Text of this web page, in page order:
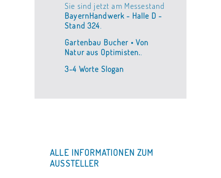
Sie sind jetzt am Messestand
BayernHandwerk - Halle D -
Stand 324.
Gartenbau Bucher • Von
Natur aus Optimisten..
3-4 Worte Slogan
ALLE INFORMATIONEN ZUM
AUSSTELLER